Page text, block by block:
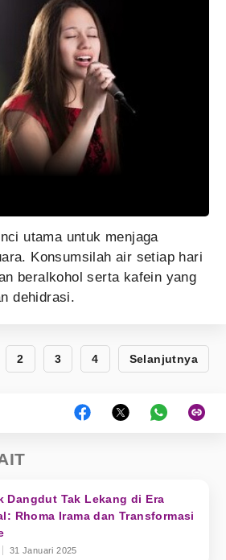
utama untuk menjaga
Konsumsilah air setiap hari
beralkohol serta kafein yang
dehidrasi.
2 3 4 Selanjutnya
Dangdut Tak Lekang di Era
Rhoma Irama dan Transformasi
31 Januari 2025